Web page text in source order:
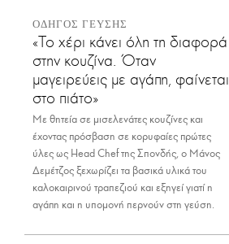
ΟΔΗΓΟΣ ΓΕΥΣΗΣ
«Το χέρι κάνει όλη τη διαφορά
στην κουζίνα. Όταν
μαγειρεύεις με αγάπη, φαίνεται
στο πιάτο»
Με θητεία σε μισελενάτες κουζίνες και
έχοντας πρόσβαση σε κορυφαίες πρώτες
ύλες ως Head Chef της Σπονδής, ο Μάνος
Δεμέτζος ξεχωρίζει τα βασικά υλικά του
καλοκαιρινού τραπεζιού και εξηγεί γιατί η
αγάπη και η υπομονή περνούν στη γεύση.